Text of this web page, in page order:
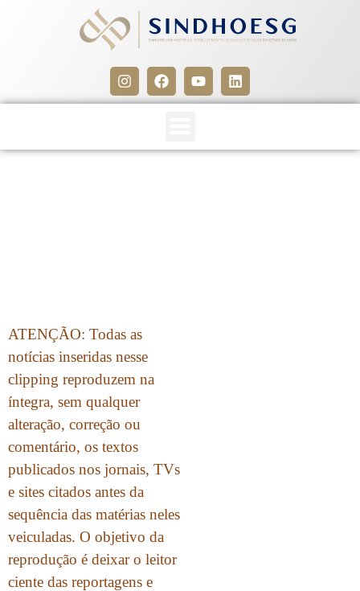
ATENÇÃO: Todas as
notícias inseridas nesse
clipping reproduzem na
íntegra, sem qualquer
alteração, correção ou
comentário, os textos
publicados nos jornais, TVs
e sites citados antes da
sequência das matérias neles
veiculadas. O objetivo da
reprodução é deixar o leitor
ciente das reportagens e